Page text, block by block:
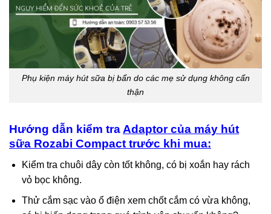
Phụ kiện máy hút sữa bị bẩn do các mẹ sử dụng không cẩn
thận
Hướng dẫn kiểm tra Adaptor của máy hút
sữa Rozabi Compact trước khi mua:
Kiểm tra chuôi dây còn tốt không, có bị xoắn hay rách
vỏ bọc không.
Thử cắm sạc vào ổ điện xem chốt cắm có vừa không,